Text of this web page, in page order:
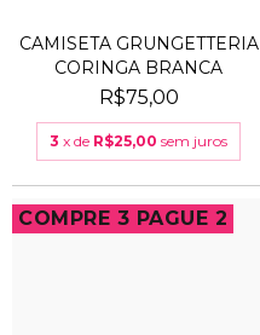
CAMISETA GRUNGETTERIA
CORINGA BRANCA
R$75,00
3 x de R$25,00 sem juros
COMPRE 3 PAGUE 2